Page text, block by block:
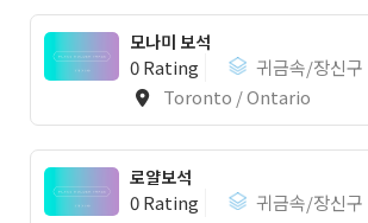
모나미 보석
0 Rating
귀금속/장신구
Toronto / Ontario
로얄보석
0 Rating
귀금속/장신구